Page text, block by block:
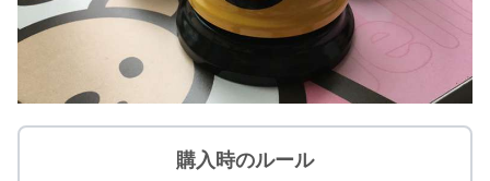
購入時のルール